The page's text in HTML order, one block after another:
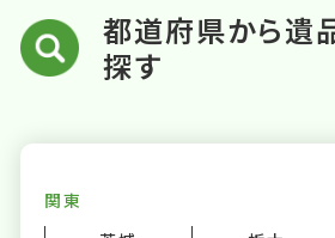
都道府県から遺
探す
関東